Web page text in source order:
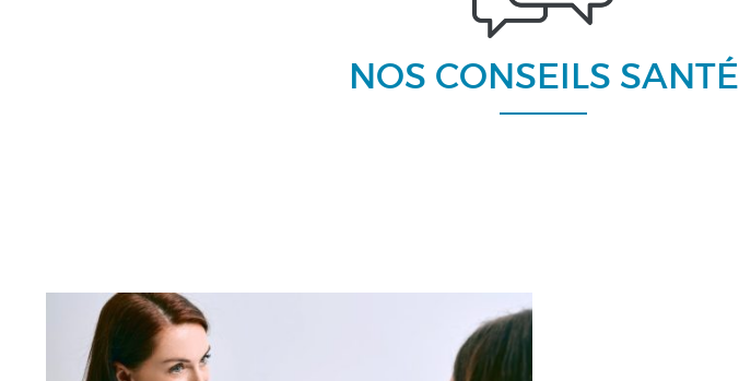
NOS CONSEILS SANTÉ